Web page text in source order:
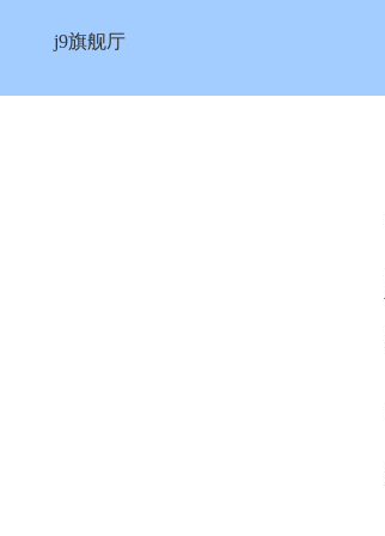
杭州地铁19号线开通
j9旗舰厅